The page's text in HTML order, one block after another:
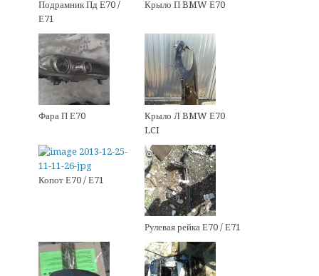
Подрамник Пд Е70 /
Е71
Крыло П BMW Е70
Фара П Е70
Крыло Л BMW Е70
LCI
Копот Е70 / Е71
Рулевая рейка Е70 / Е71